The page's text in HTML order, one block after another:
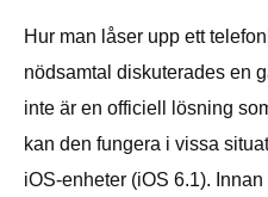
Hur man låser upp ett
nödsamtal diskuterades en
inte är en officiell lösning
kan den fungera i vissa
iOS-enheter (iOS 6.1).